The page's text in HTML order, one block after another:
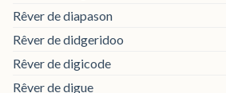
Rêver de diapason
Rêver de didgeridoo
Rêver de digicode
Rêver de digue